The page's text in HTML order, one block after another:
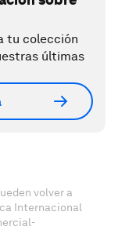
tu colección
últimas
volver a
Internacional